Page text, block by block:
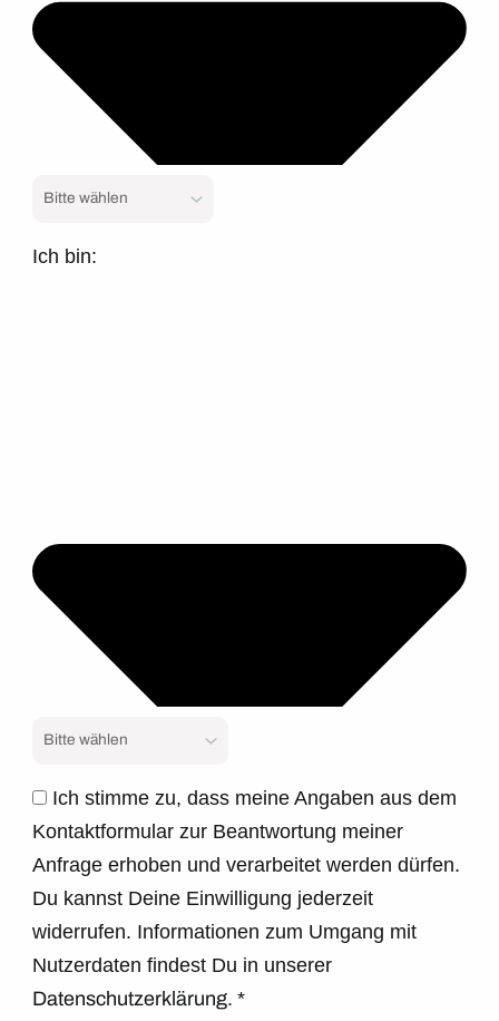
Ich bin:
Ich stimme zu, dass meine Angaben aus dem
Kontaktformular zur Beantwortung meiner
Anfrage erhoben und verarbeitet werden dürfen.
Du kannst Deine Einwilligung jederzeit
widerrufen. Informationen zum Umgang mit
Nutzerdaten findest Du in unserer
Datenschutzerklärung.*